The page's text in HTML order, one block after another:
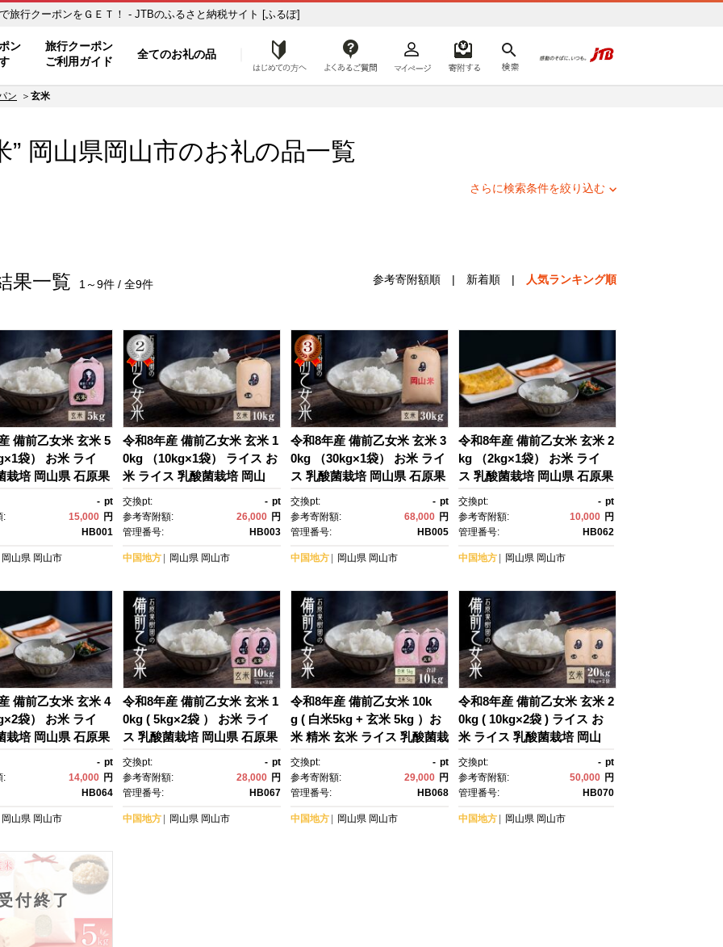
覧 ふるさと納税の返礼品で旅行クーポンをＧＥＴ！ - JTBのふるさと納税サイト [ふるぽ]
ン
旅行クーポン
ご利用ガイド
全てのお礼の品 はじめての方へ
ン 玄米
” 岡山県岡山市のお礼の品一覧
さらに検索条件を絞り込む
果一覧 1～9件 / 全9件 参考寄附額順 | 新着順 | 人気ランキング順
備前乙女米 玄米 5
袋） お米 ライ
栽培 岡山県 石原果
- pt
:
15,000 円
HB001
岡山県 岡山市
令和8年産 備前乙女米 玄米 1
0kg （10kg×1袋） ライス お
米 ライス 乳酸菌栽培 岡山
県 石原果樹園
交換pt: - pt
参考寄附額:
26,000 円
管理番号:
HB003
中国地方 岡山県 岡山市
令和8年産 備前乙女米 玄米 3
0kg （30kg×1袋） お米 ライ
ス 乳酸菌栽培 岡山県 石原果
樹園
交換pt: - pt
参考寄附額:
68,000 円
管理番号:
HB005
中国地方 岡山県 岡山市
令和8年産 備前乙女米 玄米 2
kg （2kg×1袋） お米 ライ
ス 乳酸菌栽培 岡山県 石原果
樹園
交換pt: - pt
参考寄附額:
10,000 円
管理番号:
HB062
中国地方 岡山県 岡山市
備前乙女米 玄米 4
袋） お米 ライ
栽培 岡山県 石原果
- pt
:
14,000 円
HB064
岡山県 岡山市
令和8年産 備前乙女米 玄米 1
0kg ( 5kg×2袋 ） お米 ライ
ス 乳酸菌栽培 岡山県 石原果
樹園
交換pt: - pt
参考寄附額:
28,000 円
管理番号:
HB067
中国地方 岡山県 岡山市
令和8年産 備前乙女米 10k
g ( 白米5kg + 玄米 5kg ）お
米 精米 玄米 ライス 乳酸菌栽
培 岡山県 石原果樹園
交換pt: - pt
参考寄附額:
29,000 円
管理番号:
HB068
中国地方 岡山県 岡山市
令和8年産 備前乙女米 玄米 2
0kg ( 10kg×2袋 ) ライス お
米 ライス 乳酸菌栽培 岡山
県 石原果樹園
交換pt: - pt
参考寄附額:
50,000 円
管理番号:
HB070
中国地方 岡山県 岡山市
付終了